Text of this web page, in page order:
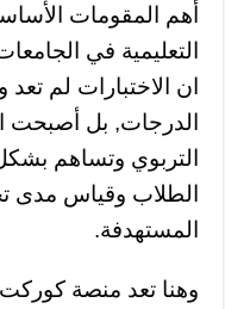
أهم المقومات
التعليمية في
ان الاختبارات لم
الدرجات, بل أصبحت
التربوي وتساهم
الطلاب وقياس مدى
المستهدفة.
وهنا تعد منصة كوركت